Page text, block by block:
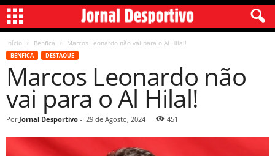
Início Benfica Marcos Leonardo não vai para o Al Hilal!
BENFICA DESTAQUE
Marcos Leonardo não
vai para o Al Hilal!
Por Jornal Desportivo - 29 de Agosto, 2024 451